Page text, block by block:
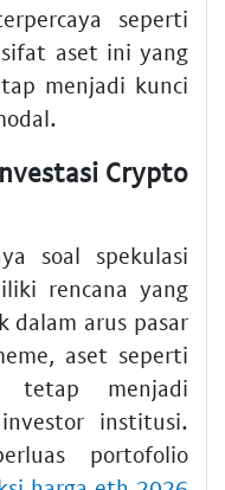
seperti
sifat aset ini yang
menjadi kunci
Crypto
soal spekulasi
rencana yang
dalam arus pasar
aset seperti
tetap menjadi
institusi.
portofolio